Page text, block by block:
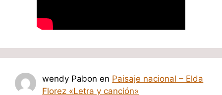
wendy Pabon en Paisaje nacional – Elda
Florez «Letra y canción»